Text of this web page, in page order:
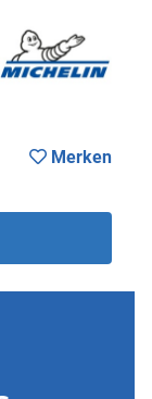
Merken